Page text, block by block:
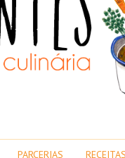
PARCERIAS